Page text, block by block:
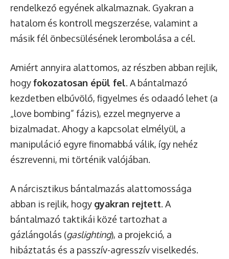
rendelkező egyének alkalmaznak. Gyakran a
hatalom és kontroll megszerzése, valamint a
másik fél önbecsülésének lerombolása a cél.
Amiért annyira alattomos, az részben abban rejlik,
hogyfokozatosan épül fel. A bántalmazó
kezdetben elbűvölő, figyelmes és odaadó lehet (a
„love bombing” fázis), ezzel megnyerve a
bizalmadat. Ahogy a kapcsolat elmélyül, a
manipuláció egyre finomabbá válik, így nehéz
észrevenni, mi történik valójában.
A nárcisztikus bántalmazás alattomossága
abban is rejlik, hogy gyakran rejtett. A
bántalmazó taktikái közé tartozhat a
gázlángolás (gaslighting), a projekció, a
hibáztatás és a passzív-agresszív viselkedés.